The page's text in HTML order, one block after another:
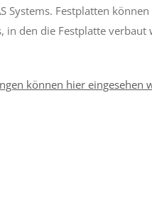
Systems. Festplatten
in den die Festplatte
können hier eingesehen